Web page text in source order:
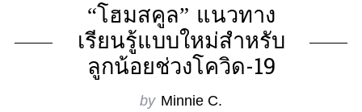
“โฮมสคูล” แนวทาง
เรียนรู้แบบใหม่สำหรับ
ลูกน้อยช่วงโควิด-19
by Minnie C.